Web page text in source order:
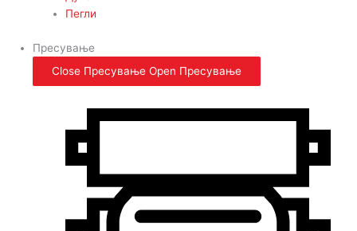
Пегли
Пресување
Close Пресување Open Пресување